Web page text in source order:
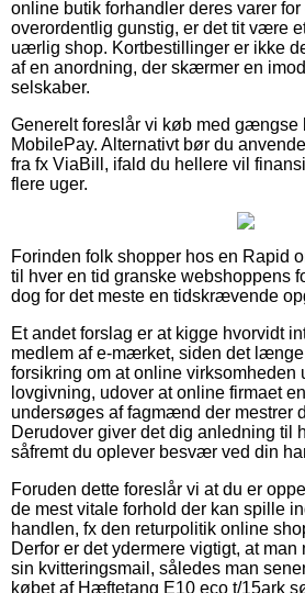
online butik forhandler deres varer
overordentlig gunstig, er det tit være
uærlig shop. Kortbestillinger er ikke
af en anordning, der skærmer en
selskaber.
Generelt foreslår vi køb med gængse
MobilePay. Alternativt bør du
fra fx ViaBill, ifald du hellere vil
flere uger.
Forinden folk shopper hos en Rapid
til hver en tid granske webshoppens
dog for det meste en tidskrævende
Et andet forslag er at kigge hvorvidt
medlem af e-mærket, siden det
forsikring om at online virksomheden
lovgivning, udover at online firmaet
undersøges af fagmænd der mestrer
Derudover giver det dig anledning til
såfremt du oplever besvær ved din
Foruden dette foreslår vi at du er
de mest vitale forhold der kan spille
handlen, fx den returpolitik online
Derfor er det ydermere vigtigt, at
sin kvitteringsmail, således man
købet af Hæftetang E10 eco t/15ark